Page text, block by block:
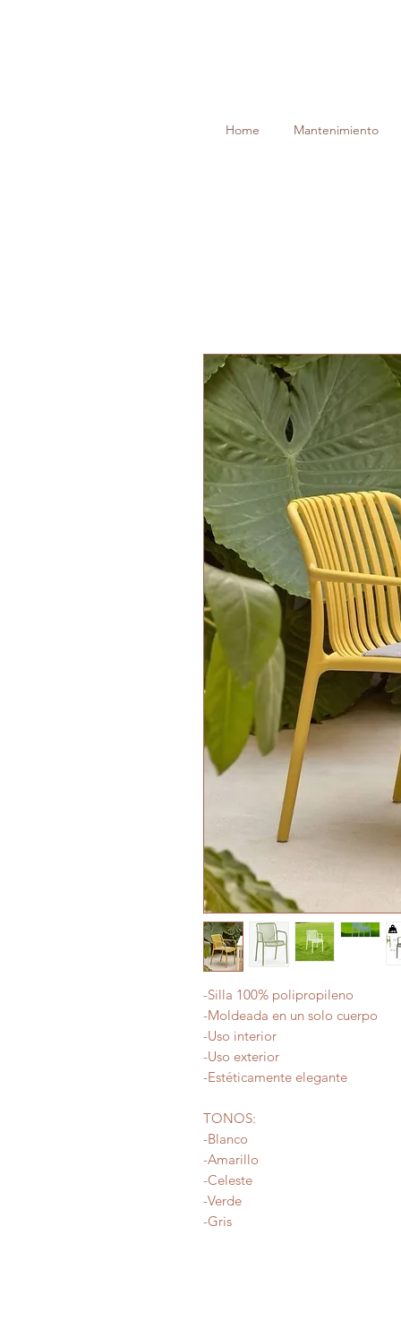
Home Mantenimiento
-Silla 100% polipropileno
-Moldeada en un solo cuerpo
-Uso interior
-Uso exterior
-Estéticamente elegante
TONOS:
-Blanco
-Amarillo
-Celeste
-Verde
-Gris